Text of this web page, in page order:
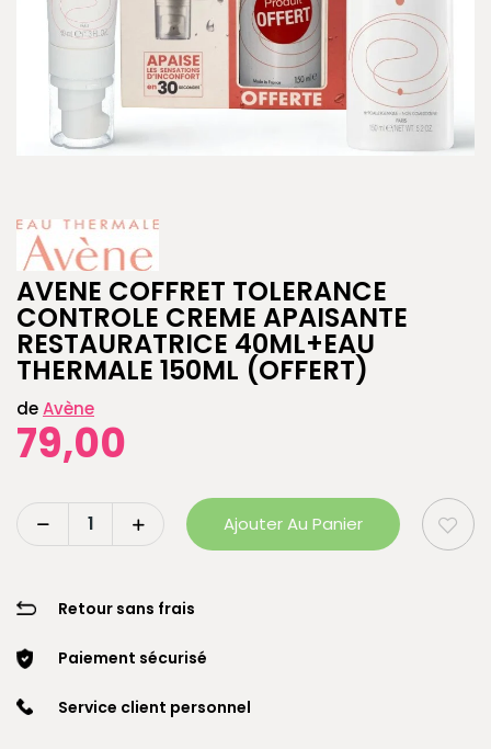
AVENE COFFRET TOLERANCE
CONTROLE CREME APAISANTE
RESTAURATRICE 40ML+EAU
THERMALE 150ML (OFFERT)
deAvène
79,00
Ajouter Au Panier
Retour sans frais
Paiement sécurisé
Service client personnel